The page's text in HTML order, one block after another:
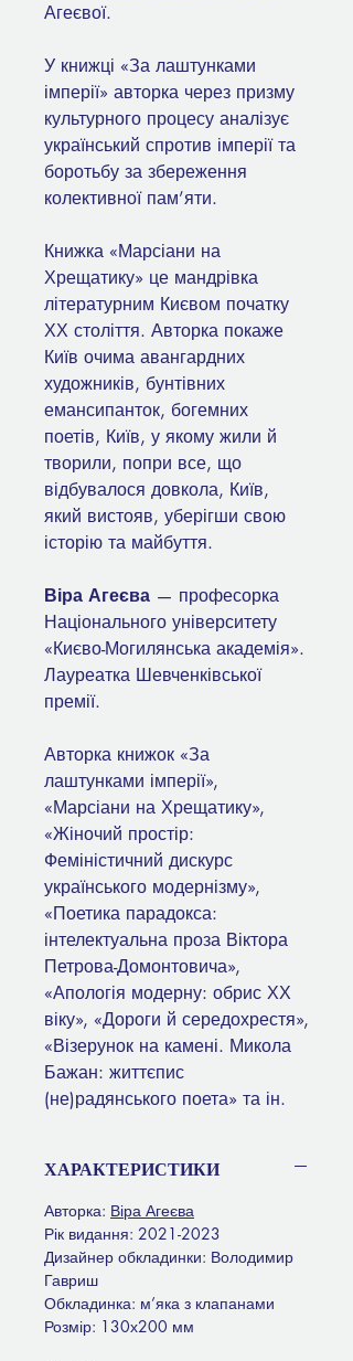
Агеєвої.
У книжці «За лаштунками
імперії» авторка через призму
культурного процесу аналізує
український спротив імперії та
боротьбу за збереження
колективної пам’яти.
Книжка «Марсіани на
Хрещатику» це мандрівка
літературним Києвом початку
ХХ століття. Авторка покаже
Київ очима авангардних
художників, бунтівних
емансипанток, богемних
поетів, Київ, у якому жили й
творили, попри все, що
відбувалося довкола, Київ,
який вистояв, уберігши свою
історію та майбуття.
Віра Агеєва — професорка
Національного університету
«Києво-Могилянська академія».
Лауреатка Шевченківської
премії.
Авторка книжок «За
лаштунками імперії»,
«Марсіани на Хрещатику»,
«Жіночий простір:
Феміністичний дискурс
українського модернізму»,
«Поетика парадокса:
інтелектуальна проза Віктора
Петрова-Домонтовича»,
«Апологія модерну: обрис ХХ
віку», «Дороги й середохрестя»,
«Візерунок на камені. Микола
Бажан: життєпис
(не)радянського поета» та ін.
ХАРАКТЕРИСТИКИ
Авторка: Віра Агеєва
Рік видання: 2021-2023
Дизайнер обкладинки: Володимир
Гавриш
Обкладинка: м’яка з клапанами
Розмір: 130х200 мм